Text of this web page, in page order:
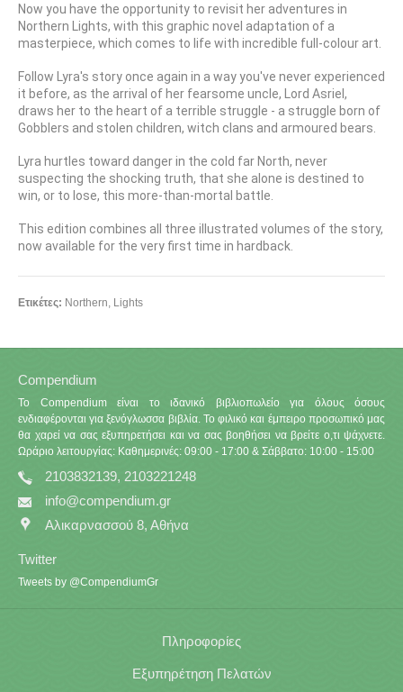
Now you have the opportunity to revisit her adventures in
Northern Lights, with this graphic novel adaptation of a
masterpiece, which comes to life with incredible full-colour art.
Follow Lyra's story once again in a way you've never experienced
it before, as the arrival of her fearsome uncle, Lord Asriel,
draws her to the heart of a terrible struggle - a struggle born of
Gobblers and stolen children, witch clans and armoured bears.
Lyra hurtles toward danger in the cold far North, never
suspecting the shocking truth, that she alone is destined to
win, or to lose, this more-than-mortal battle.
This edition combines all three illustrated volumes of the story,
now available for the very first time in hardback.
Ετικέτες: Northern, Lights
Compendium
Το Compendium είναι το ιδανικό βιβλιοπωλείο για όλους όσους
ενδιαφέρονται για ξενόγλωσσα βιβλία. Το φιλικό και έμπειρο προσωπικό μας
θα χαρεί να σας εξυπηρετήσει και να σας βοηθήσει να βρείτε ο,τι ψάχνετε.
Ωράριο λειτουργίας: Καθημερινές: 09:00 - 17:00 & Σάββατο: 10:00 - 15:00
2103832139, 2103221248
info@compendium.gr
Αλικαρνασσού 8, Αθήνα
Twitter
Tweets by @CompendiumGr
Πληροφορίες
Εξυπηρέτηση Πελατών